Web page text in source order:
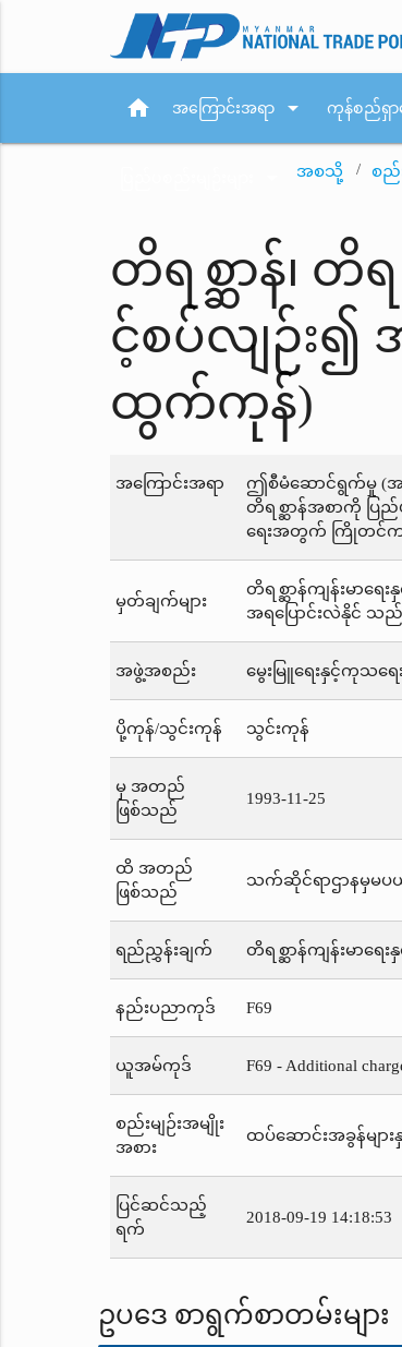
home အကြောင်းအရာ arrow_drop_down ကုန်စည်ရှာဖွ
အစသို့ စည်
တိရစ္ဆာန်၊ တိ
င့်စပ်လျဉ်း၍
ထွက်ကုန်)
အကြောင်းအရာ
ဤစီမံဆောင်ရွက်မှု (အခ
တိရစ္ဆာန်အစာကို ပြ
ရေးအတွက် ကြိုတင်ကာ
မှတ်ချက်များ
တိရစ္ဆာန်ကျန်းမာရ
အရပြောင်းလဲနိုင် သည်
အဖွဲ့အစည်း မွေးမြူရေးနှင့်ကုသရေး
ပို့ကုန်/သွင်းကုန် သွင်းကုန်
မှ အတည်
ဖြစ်သည်
1993-11-25
ထိ အတည်
ဖြစ်သည်
သက်ဆိုင်ရာဌာနမှမပ
ရည်ညွှန်းချက် တိရစ္ဆာန်ကျန်းမာရေး
နည်းပညာကုဒ် F69
ယူအမ်ကုဒ် F69 - Additional
စည်းမျဉ်းအမျိုး
အစား
ထပ်ဆောင်းအခွန်များ
ပြင်ဆင်သည့်
ရက်
2018-09-19 14:18:53
ဥပဒေ စာရွက်စာတမ်းများ